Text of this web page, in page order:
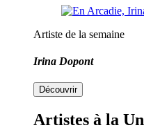
Artiste de la semaine
Irina Dopont
Découvrir
Artistes à la